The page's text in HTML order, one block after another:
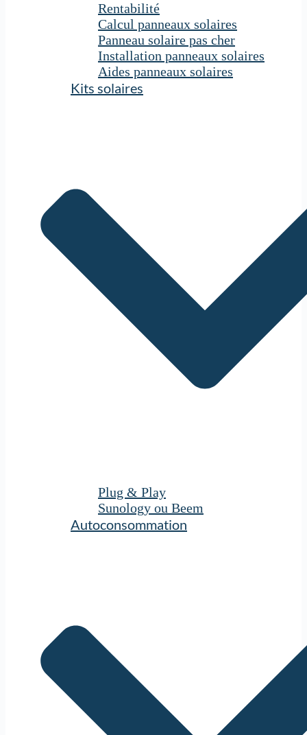
Rentabilité
Calcul panneaux solaires
Panneau solaire pas cher
Installation panneaux solaires
Aides panneaux solaires
Kits solaires
Plug & Play
Sunology ou Beem
Autoconsommation